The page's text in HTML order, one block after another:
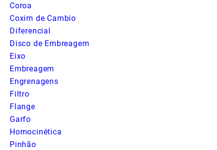
Coroa
Coxim de Cambio
Diferencial
Disco de Embreagem
Eixo
Embreagem
Engrenagens
Filtro
Flange
Garfo
Homocinética
Pinhão